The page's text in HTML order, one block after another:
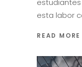
esta labor
READ MORE